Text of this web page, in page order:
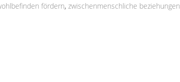
fördern, zwischenmenschliche beziehungen